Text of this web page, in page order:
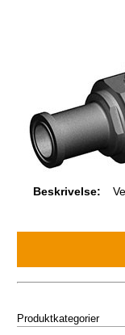
Beskrivelse:
Produktkategorier